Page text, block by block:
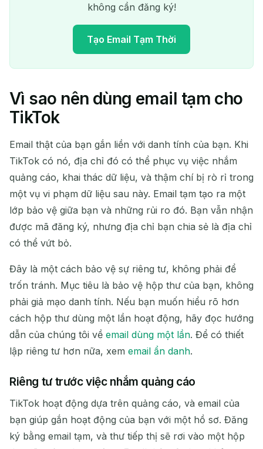
không cần đăng ký!
Tạo Email Tạm Thời
Địa chỉ Email Tạm Thời của
Sao chép QR
Xóa đã chọn
Làm mới tiếp theo trong giây
NGƯỜI GỬI CHỦ ĐỀ
HÀNH
ĐỘNG
Đang chờ email đến...
Vì sao nên dùng email tạm cho
TikTok
Email thật của bạn gắn liền với danh tính của bạn. Khi
TikTok có nó, địa chỉ đó có thể phục vụ việc nhắm
quảng cáo, khai thác dữ liệu, và thậm chí bị rò rỉ trong
một vụ vi phạm dữ liệu sau này. Email tạm tạo ra một
lớp bảo vệ giữa bạn và những rủi ro đó. Bạn vẫn nhận
được mã đăng ký, nhưng địa chỉ bạn chia sẻ là địa chỉ
có thể vứt bỏ.
Đây là một cách bảo vệ sự riêng tư, không phải để
trốn tránh. Mục tiêu là bảo vệ hộp thư của bạn, không
phải giả mạo danh tính. Nếu bạn muốn hiểu rõ hơn
cách hộp thư dùng một lần hoạt động, hãy đọc hướng
dẫn của chúng tôi về email dùng một lần. Để có thiết
lập riêng tư hơn nữa, xem email ẩn danh.
Riêng tư trước việc nhắm quảng cáo
TikTok hoạt động dựa trên quảng cáo, và email của
bạn giúp gắn hoạt động của bạn với một hồ sơ. Đăng
ký bằng email tạm, và thư tiếp thị sẽ rơi vào một hộp